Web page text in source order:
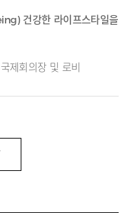
건강한 라이프스타일을
제회의장 및 로비